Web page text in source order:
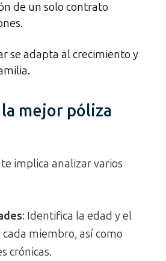
de un solo contrato
se adapta al crecimiento y
mejor póliza
implica analizar varios
: Identifica la edad y el
miembro, así como
crónicas.